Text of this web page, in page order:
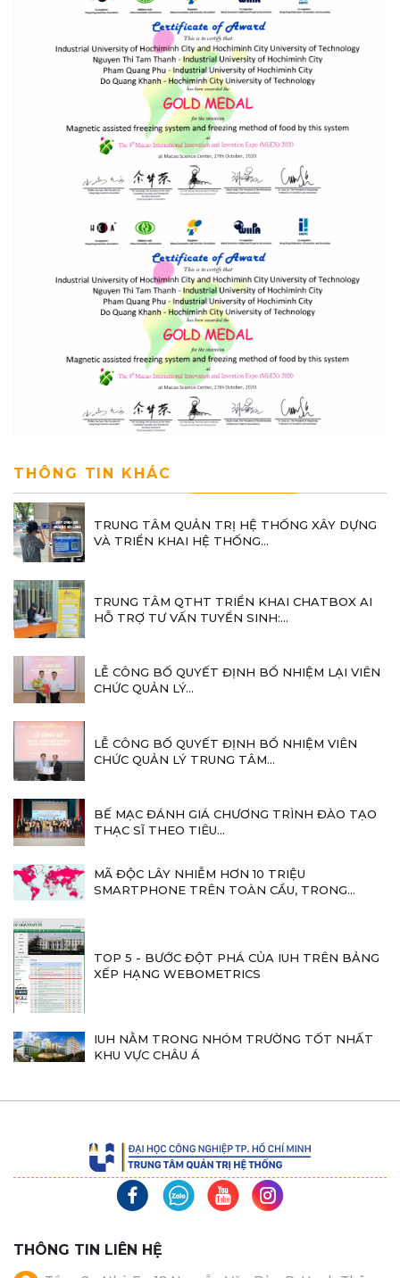
THÔNG TIN KHÁC
TRUNG TÂM QUẢN TRỊ HỆ THỐNG XÂY DỰNG
VÀ TRIỂN KHAI HỆ THỐNG...
TRUNG TÂM QTHT TRIỂN KHAI CHATBOX AI
HỖ TRỢ TƯ VẤN TUYỂN SINH:...
LỄ CÔNG BỐ QUYẾT ĐỊNH BỔ NHIỆM LẠI VIÊN
CHỨC QUẢN LÝ...
LỄ CÔNG BỐ QUYẾT ĐỊNH BỔ NHIỆM VIÊN
CHỨC QUẢN LÝ TRUNG TÂM...
BẾ MẠC ĐÁNH GIÁ CHƯƠNG TRÌNH ĐÀO TẠO
THẠC SĨ THEO TIÊU...
MÃ ĐỘC LÂY NHIỄM HƠN 10 TRIỆU
SMARTPHONE TRÊN TOÀN CẦU, TRONG...
TOP 5 - BƯỚC ĐỘT PHÁ CỦA IUH TRÊN BẢNG
XẾP HẠNG WEBOMETRICS
IUH NẰM TRONG NHÓM TRƯỜNG TỐT NHẤT
KHU VỰC CHÂU Á
THÔNG TIN LIÊN HỆ